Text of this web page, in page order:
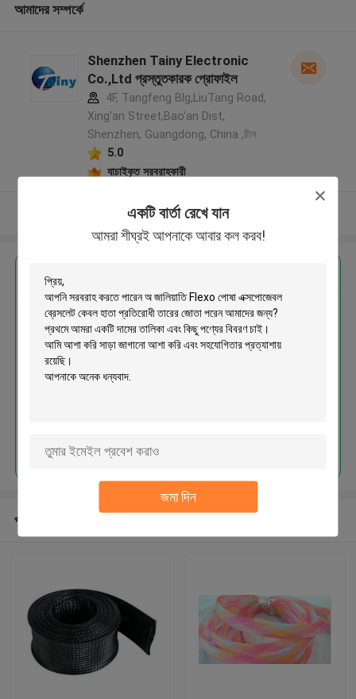
একটি বার্তা রেখে যান
আমরা শীঘ্রই আপনাকে আবার কল করব!
জমা দিন
আমাদের সম্পর্কে
Shenzhen Tainy Electronic
Co.,Ltd প্রস্তুতকারক প্রোফাইল
4F, Tangfeng Blg,LiuTang Road,
Xing'an Street,Bao'an Dist,
Shenzhen, Guangdong, China ,চীন
5.0
যাচাইকৃত সরবরাহকারী
আরো দেখুন
অ জালিয়াতি Flexo পোষা এক্সপোজেবল
ব্রেসলেট কেবল হাতা প্রতিরোধী তারের জোতা
প্রস্তাবিত পণ্য